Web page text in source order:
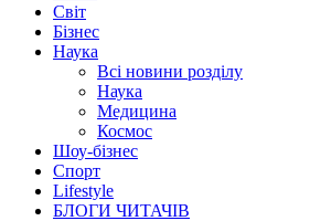
Світ
Бізнес
Наука
Всі новини розділу
Наука
Медицина
Космос
Шоу-бізнес
Спорт
Lifestyle
БЛОГИ ЧИТАЧІВ